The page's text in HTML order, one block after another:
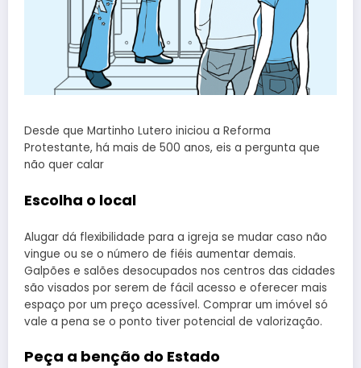
Desde que Martinho Lutero iniciou a Reforma
Protestante, há mais de 500 anos, eis a pergunta que
não quer calar
Escolha o local
Alugar dá flexibilidade para a igreja se mudar caso não
vingue ou se o número de fiéis aumentar demais.
Galpões e salões desocupados nos centros das cidades
são visados por serem de fácil acesso e oferecer mais
espaço por um preço acessível. Comprar um imóvel só
vale a pena se o ponto tiver potencial de valorização.
Peça a benção do Estado